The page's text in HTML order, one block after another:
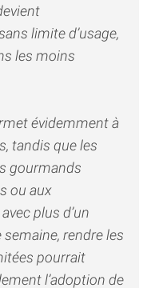
limite d’usage,
les moins
évidemment à
tandis que les
gourmands
ou aux
plus d’un
rendre les
pourrait
l’adoption de